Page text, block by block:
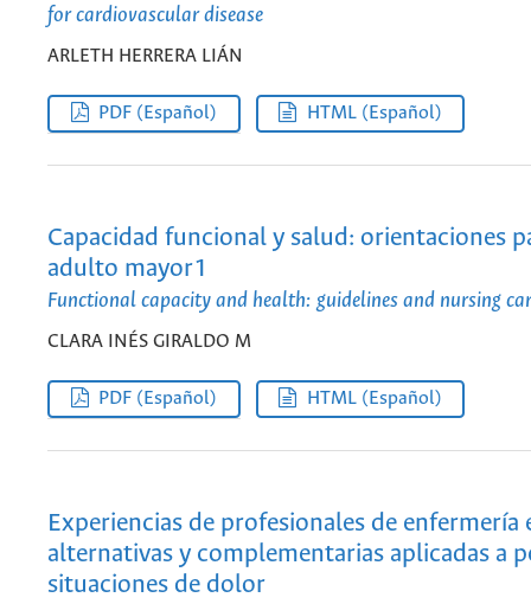
for cardiovascular disease
ARLETH HERRERA LIÁN
PDF (Español) HTML (Español)
Capacidad funcional y salud: orientaciones
adulto mayor1
Functional capacity and health: guidelines and nursing
CLARA INÉS GIRALDO M
PDF (Español) HTML (Español)
Experiencias de profesionales de enfermería
alternativas y complementarias aplicadas a
situaciones de dolor